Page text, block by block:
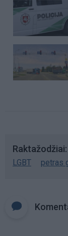
Raktažodžiai
LGBT petras